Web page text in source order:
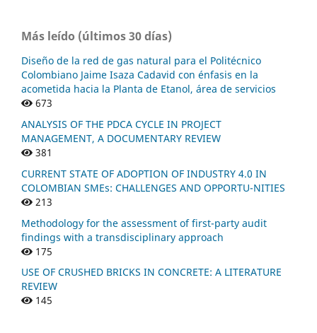
Más leído (últimos 30 días)
Diseño de la red de gas natural para el Politécnico
Colombiano Jaime Isaza Cadavid con énfasis en la
acometida hacia la Planta de Etanol, área de servicios
673
ANALYSIS OF THE PDCA CYCLE IN PROJECT
MANAGEMENT, A DOCUMENTARY REVIEW
381
CURRENT STATE OF ADOPTION OF INDUSTRY 4.0 IN
COLOMBIAN SMEs: CHALLENGES AND OPPORTU-NITIES
213
Methodology for the assessment of first-party audit
findings with a transdisciplinary approach
175
USE OF CRUSHED BRICKS IN CONCRETE: A LITERATURE
REVIEW
145